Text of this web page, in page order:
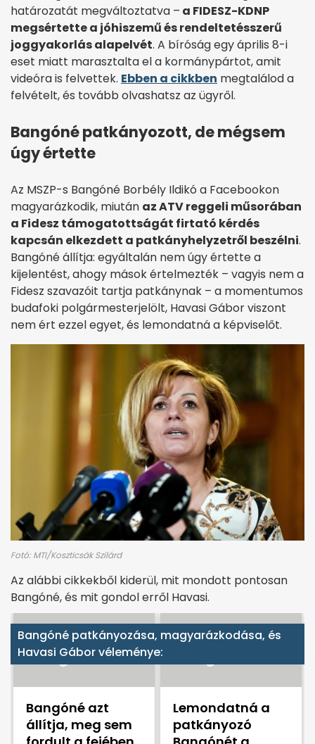
határozatát megváltoztatva – a FIDESZ-KDNP
megsértette a jóhiszemű és rendeltetésszerű
joggyakorlás alapelvét. A bíróság egy április 8-i
eset miatt marasztalta el a kormánypártot, amit
videóra is felvettek. Ebben a cikkben megtalálod a
felvételt, és tovább olvashatsz az ügyről.
Bangóné patkányozott, de mégsem
úgy értette
Az MSZP-s Bangóné Borbély Ildikó a Facebookon
magyarázkodik, miután az ATV reggeli műsorában
a Fidesz támogatottságát firtató kérdés
kapcsán elkezdett a patkányhelyzetről beszélni.
Bangóné állítja: egyáltalán nem úgy értette a
kijelentést, ahogy mások értelmezték – vagyis nem a
Fidesz szavazóit tartja patkánynak – a momentumos
budafoki polgármesterjelölt, Havasi Gábor viszont
nem ért ezzel egyet, és lemondatná a képviselőt.
Fotó: MTI/Koszticsák Szilárd
Az alábbi cikkekből kiderül, mit mondott pontosan
Bangóné, és mit gondol erről Havasi.
Bangóné patkányozása, magyarázkodása, és
Havasi Gábor véleménye:
Bangóné azt
állítja, meg sem
Lemondatná a
patkányozó